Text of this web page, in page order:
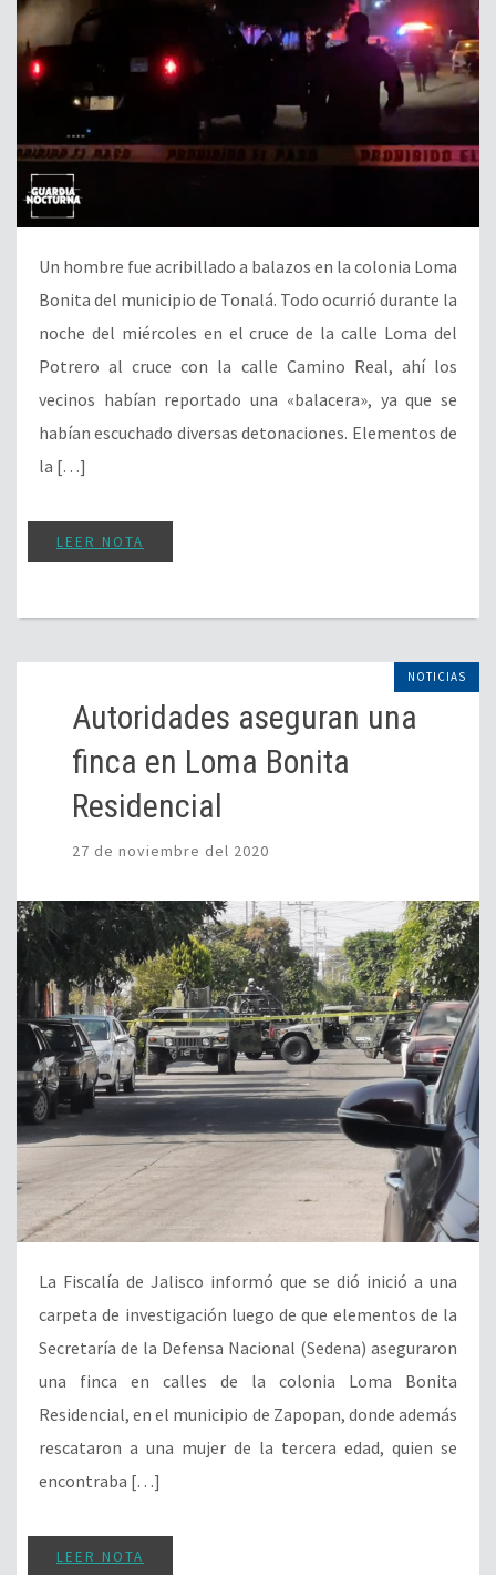
Un hombre fue acribillado a balazos en la colonia Loma
Bonita del municipio de Tonalá. Todo ocurrió durante la
noche del miércoles en el cruce de la calle Loma del
Potrero al cruce con la calle Camino Real, ahí los
vecinos habían reportado una «balacera», ya que se
habían escuchado diversas detonaciones. Elementos de
la […]
LEER NOTA
NOTICIAS
Autoridades aseguran una
finca en Loma Bonita
Residencial
27 de noviembre del 2020
La Fiscalía de Jalisco informó que se dió inició a una
carpeta de investigación luego de que elementos de la
Secretaría de la Defensa Nacional (Sedena) aseguraron
una finca en calles de la colonia Loma Bonita
Residencial, en el municipio de Zapopan, donde además
rescataron a una mujer de la tercera edad, quien se
encontraba […]
LEER NOTA